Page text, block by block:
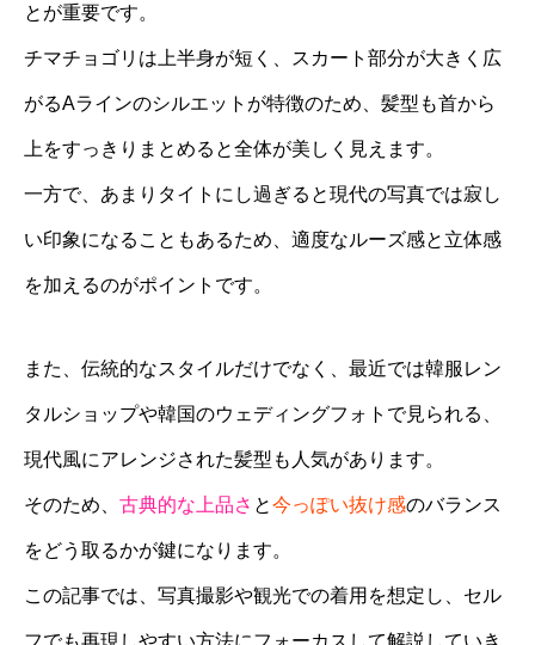
とが重要です。
チマチョゴリは上半身が短く、スカート部分が大きく広
がるAラインのシルエットが特徴のため、髪型も首から
上をすっきりまとめると全体が美しく見えます。
一方で、あまりタイトにし過ぎると現代の写真では寂し
い印象になることもあるため、適度なルーズ感と立体感
を加えるのがポイントです。
また、伝統的なスタイルだけでなく、最近では韓服レン
タルショップや韓国のウェディングフォトで見られる、
現代風にアレンジされた髪型も人気があります。
そのため、 古典的な上品さ と今っぽい抜け感のバランス
をどう取るかが鍵になります。
この記事では、写真撮影や観光での着用を想定し、セル
フでも再現しやすい方法にフォーカスして解説していき